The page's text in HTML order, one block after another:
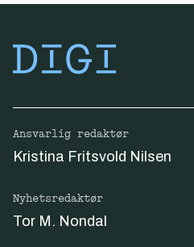
Ansvarlig redaktør
Kristina Fritsvold Nilsen
Nyhetsredaktør
Tor M. Nondal